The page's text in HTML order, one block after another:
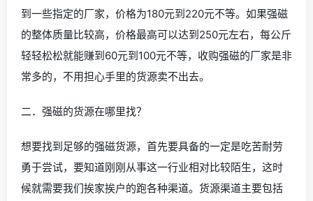
到一些指定的厂家，价格为180元到220元不等。如果强磁
的整体质量比较高，价格最高可以达到250元左右，每公斤
轻轻松松就能赚到60元到100元不等，收购强磁的厂家是非
常多的，不用担心手里的货源卖不出去。
二．强磁的货源在哪里找？
想要找到足够的强磁货源，首先要具备的一定是吃苦耐劳
勇于尝试，要知道刚刚从事这一行业相对比较陌生，这时
候就需要我们挨家挨户的跑各种渠道。货源渠道主要包括